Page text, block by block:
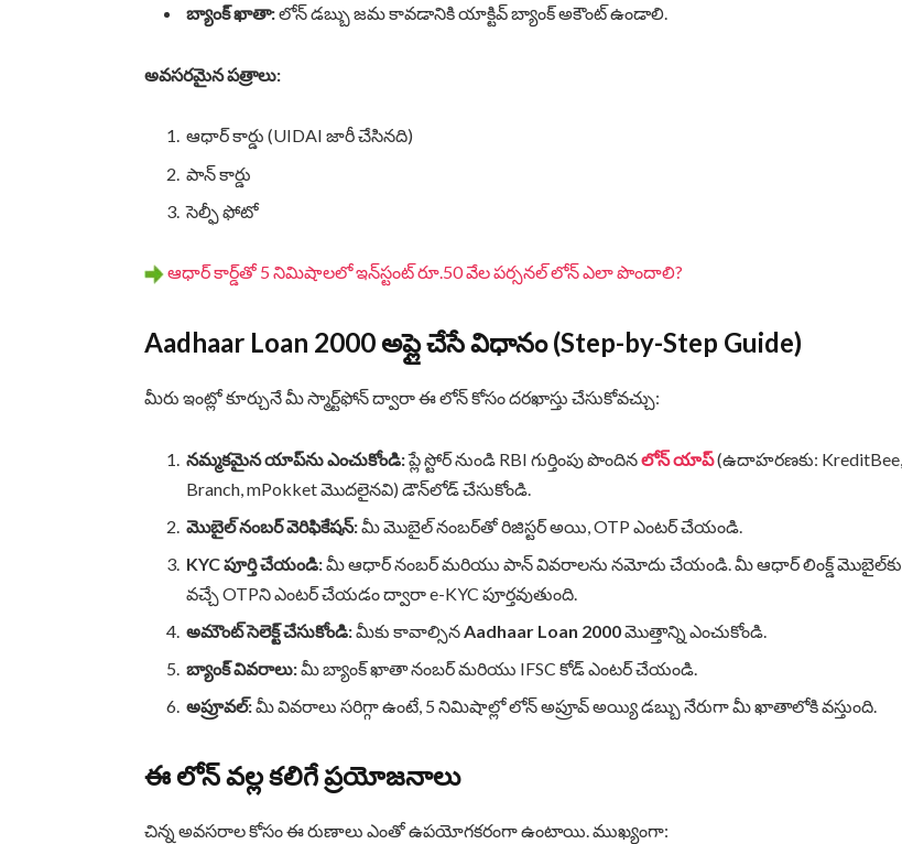
బ్యాంక్ ఖాతా:లోన్ డబ్బు జమ కావడానికి యాక్టివ్ బ్యాంక్ అకౌంట్ ఉండాలి.
అవసరమైన పత్రాలు:
ఆధార్ కార్డు (UIDAI జారీ చేసినది)
పాన్ కార్డు
సెల్ఫీ ఫోటో
ఆధార్ కార్డ్‌తో 5 నిమిషాలలో ఇన్‌స్టంట్ రూ.50 వేల పర్సనల్ లోన్ ఎలా పొందాలి?
Aadhaar Loan 2000 అప్లై చేసే విధానం (Step-by-Step Guide)
మీరు ఇంట్లో కూర్చునే మీ స్మార్ట్‌ఫోన్ ద్వారా ఈ లోన్ కోసం దరఖాస్తు చేసుకోవచ్చు:
నమ్మకమైన యాప్‌ను ఎంచుకోండి:ప్లే స్టోర్ నుండి RBI గుర్తింపు పొందినలోన్ యాప్(ఉదాహరణకు: KreditBee,
Branch, mPokket మొదలైనవి) డౌన్‌లోడ్ చేసుకోండి.
మొబైల్ నంబర్ వెరిఫికేషన్:మీ మొబైల్ నంబర్‌తో రిజిస్టర్ అయి, OTP ఎంటర్ చేయండి.
KYC పూర్తి చేయండి:మీ ఆధార్ నంబర్ మరియు పాన్ వివరాలను నమోదు చేయండి. మీ ఆధార్ లింక్డ్ మొబైల్‌కు
వచ్చే OTPని ఎంటర్ చేయడం ద్వారా e-KYC పూర్తవుతుంది.
అమౌంట్ సెలెక్ట్ చేసుకోండి:మీకు కావాల్సిన Aadhaar Loan 2000మొత్తాన్ని ఎంచుకోండి.
బ్యాంక్ వివరాలు:మీ బ్యాంక్ ఖాతా నంబర్ మరియు IFSC కోడ్ ఎంటర్ చేయండి.
అప్రూవల్:మీ వివరాలు సరిగ్గా ఉంటే, 5 నిమిషాల్లో లోన్ అప్రూవ్ అయ్యి డబ్బు నేరుగా మీ ఖాతాలోకి వస్తుంది.
ఈ లోన్ వల్ల కలిగే ప్రయోజనాలు
చిన్న అవసరాల కోసం ఈ రుణాలు ఎంతో ఉపయోగకరంగా ఉంటాయి. ముఖ్యంగా: